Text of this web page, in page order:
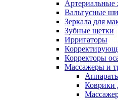
Артериальные
Вальгусные
Зеркала для
Зубные щетки
Ирригаторы
Корректоры
Массажеры и
Коврики